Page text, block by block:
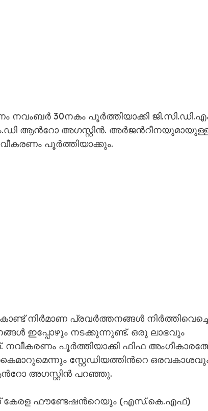
നവംബർ 30നകം പൂർത്തിയാക്കി
എം.ഡി ആന്‍റോ അഗസ്റ്റിൻ.
പൂർത്തിയാക്കും.
നിർമാണ പ്രവർത്തനങ്ങൾ
ഇപ്പോഴും നടക്കുന്നുണ്ട്. ഒരു ലാഭവും
പൂർത്തിയാക്കി ഫിഫ
സ്റ്റേഡിയത്തിന്‍റെ
അഗസ്റ്റിൻ പറഞ്ഞു.
കേരള ഫൗണ്ടേഷന്‍റെയും (എസ്.കെ.എഫ്)